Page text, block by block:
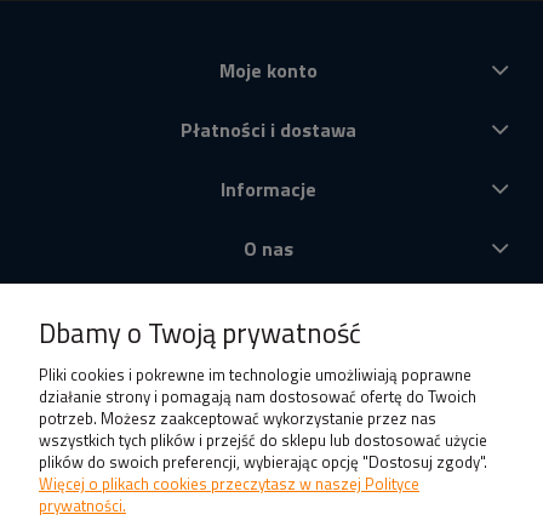
Moje konto
Płatności i dostawa
Informacje
O nas
Dbamy o Twoją prywatność
Pliki cookies i pokrewne im technologie umożliwiają poprawne
działanie strony i pomagają nam dostosować ofertę do Twoich
potrzeb. Możesz zaakceptować wykorzystanie przez nas
wszystkich tych plików i przejść do sklepu lub dostosować użycie
plików do swoich preferencji, wybierając opcję "Dostosuj zgody".
Więcej o plikach cookies przeczytasz w naszej Polityce
prywatności.